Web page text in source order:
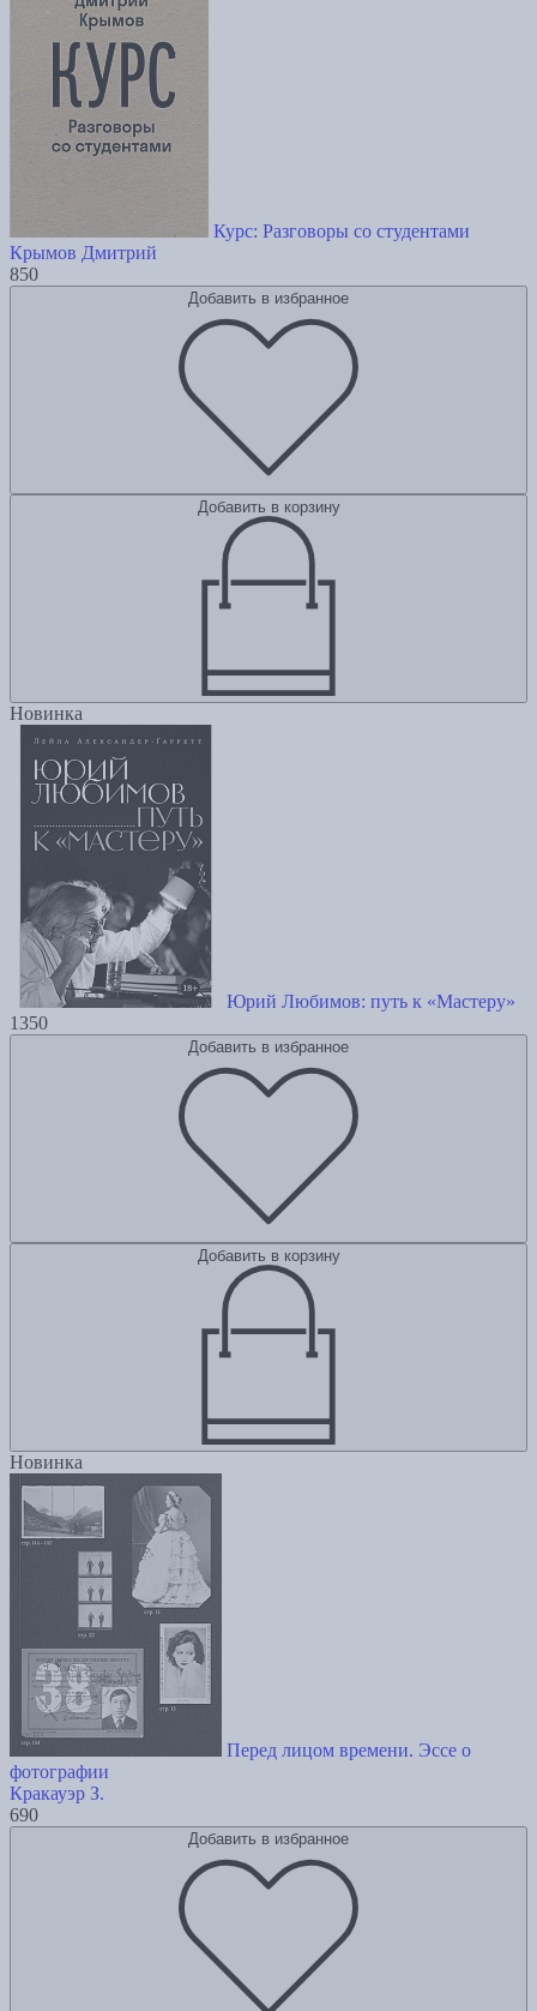
Курс: Разговоры со студентами
Крымов Дмитрий
850
Добавить в избранное
Добавить в корзину
Новинка
Юрий Любимов: путь к «Мастеру»
1350
Добавить в избранное
Добавить в корзину
Новинка
Перед лицом времени. Эссе о
фотографии
Кракауэр З.
690
Добавить в избранное